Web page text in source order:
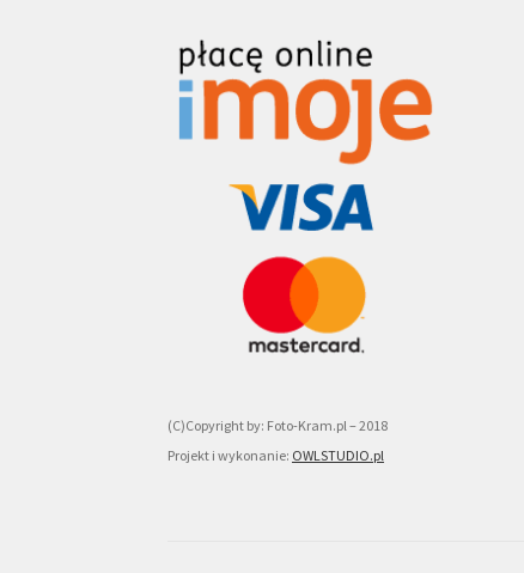
(C)Copyright by: Foto-Kram.pl – 2018
Projekt i wykonanie: OWLSTUDIO.pl